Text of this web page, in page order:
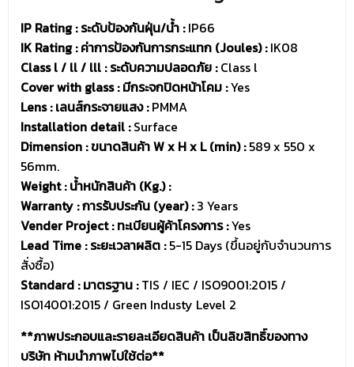
IP Rating : ระดับป้องกันฝุ่น/น้ำ :IP66
IK Rating : ค่าการป้องกันการกระแทก (Joules) :IK08
Class l / ll / lll : ระดับความปลอดภัย :Class l
Cover with glass : มีกระจกปิดหน้าโคม :Yes
Lens : เลนส์กระจายแสง :PMMA
Installation detail :Surface
Dimension : ขนาดสินค้า W x H x L (min) :589 x 550 x
56mm.
Weight : น้ำหนักสินค้า (Kg.) :
Warranty : การรับประกัน (year) :3 Years
Vender Project : ทะเบียนผู้ค้าโครงการ :Yes
Lead Time : ระยะเวลาผลิต :5-15 Days (ขึ้นอยู่กับจำนวนการ
สั่งซื้อ)
Standard : มาตรฐาน :TIS / IEC / ISO9001:2015 /
ISO14001:2015 / Green Industy Level 2
**ภาพประกอบและรายละเอียดสินค้า เป็นลิขสิทธิ์ของทาง
บริษัท ห้ามนำภาพไปใช้ต่อ**